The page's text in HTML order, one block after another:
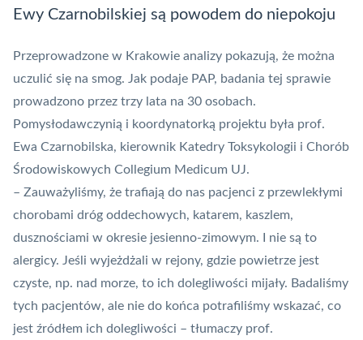
Ewy Czarnobilskiej są powodem do niepokoju
Przeprowadzone w Krakowie analizy pokazują, że można
uczulić się na smog. Jak podaje PAP, badania tej sprawie
prowadzono przez trzy lata na 30 osobach.
Pomysłodawczynią i koordynatorką projektu była prof.
Ewa Czarnobilska, kierownik Katedry Toksykologii i Chorób
Środowiskowych Collegium Medicum UJ.
– Zauważyliśmy, że trafiają do nas pacjenci z przewlekłymi
chorobami dróg oddechowych, katarem, kaszlem,
dusznościami w okresie jesienno-zimowym. I nie są to
alergicy. Jeśli wyjeżdżali w rejony, gdzie powietrze jest
czyste, np. nad morze, to ich dolegliwości mijały. Badaliśmy
tych pacjentów, ale nie do końca potrafiliśmy wskazać, co
jest źródłem ich dolegliwości – tłumaczy prof.